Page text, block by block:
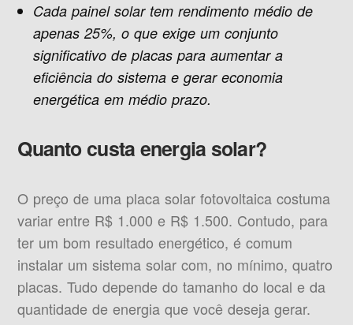
Cada painel solar tem rendimento médio de
apenas 25%, o que exige um conjunto
significativo de placas para aumentar a
eficiência do sistema e gerar economia
energética em médio prazo.
Quanto custa energia solar?
O preço de uma placa solar fotovoltaica costuma
variar entre R$ 1.000 e R$ 1.500. Contudo, para
ter um bom resultado energético, é comum
instalar um sistema solar com, no mínimo, quatro
placas. Tudo depende do tamanho do local e da
quantidade de energia que você deseja gerar.